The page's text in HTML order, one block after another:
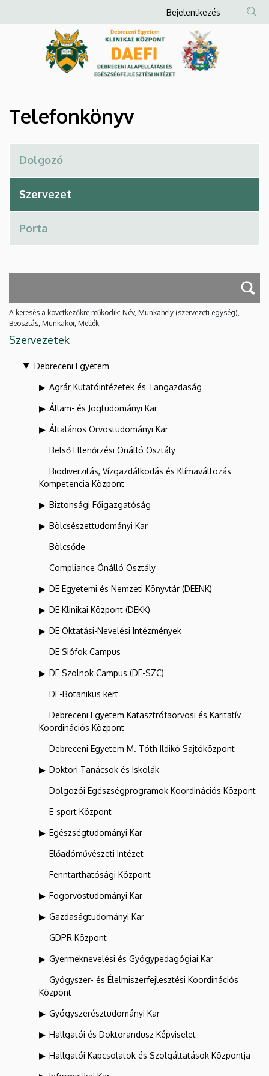
Debreceni
és
Egészségfejlesztési
Intézet
a
Anonim
Felhasználói
fiók
menüje
Bejelentkezés
Telefonkönyv
A keresés a következőkre működik: Név, Munkahely (szervezeti egység),
Beosztás, Munkakör, Mellék
Szervezetek
Debreceni Egyetem
Agrár Kutatóintézetek és Tangazdaság
Állam- és Jogtudományi Kar
Általános Orvostudományi Kar
Belső Ellenőrzési Önálló Osztály
Biodiverzitás, Vízgazdálkodás és Klímaváltozás
Kompetencia Központ
Biztonsági Főigazgatóság
Bölcsészettudományi Kar
Bölcsőde
Compliance Önálló Osztály
DE Egyetemi és Nemzeti Könyvtár (DEENK)
DE Klinikai Központ (DEKK)
DE Oktatási-Nevelési Intézmények
DE Siófok Campus
DE Szolnok Campus (DE-SZC)
DE-Botanikus kert
Debreceni Egyetem Katasztrófaorvosi és Karitatív
Koordinációs Központ
Debreceni Egyetem M. Tóth Ildikó Sajtóközpont
Doktori Tanácsok és Iskolák
Dolgozói Egészségprogramok Koordinációs Központ
E-sport Központ
Egészségtudományi Kar
Előadóművészeti Intézet
Fenntarthatósági Központ
Fogorvostudományi Kar
Gazdaságtudományi Kar
GDPR Központ
Gyermeknevelési és Gyógypedagógiai Kar
Gyógyszer- és Élelmiszerfejlesztési Koordinációs
Központ
Gyógyszerésztudományi Kar
Hallgatói és Doktorandusz Képviselet
Hallgatói Kapcsolatok és Szolgáltatások Központja